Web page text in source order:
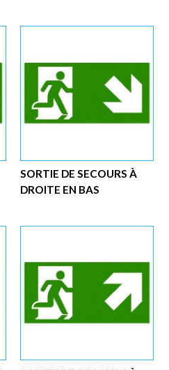
SORTIE DE SECOURS À
DROITE EN BAS